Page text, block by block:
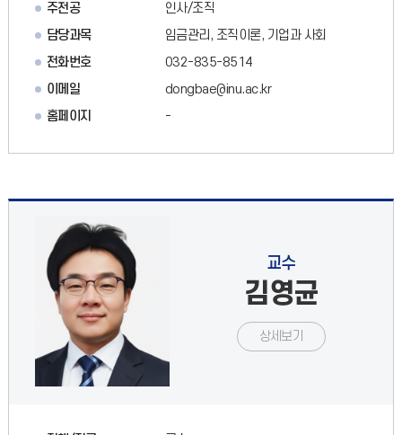
주전공
인사/조직
담당과목
임금관리, 조직이론, 기업과 사회
전화번호
032-835-8514
이메일
dongbae@inu.ac.kr
홈페이지
-
교수
김영균
상세보기